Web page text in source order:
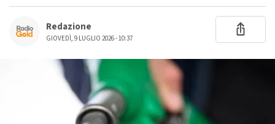
Redazione
GIOVEDÌ, 9 LUGLIO 2026 - 10:37